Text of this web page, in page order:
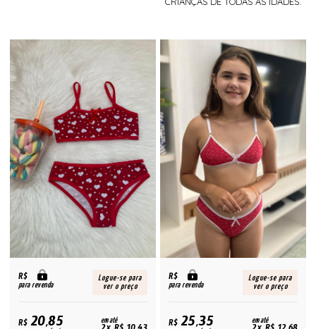
R$
para revenda
Logue-se para
ver o preço
R$ em até
R$
para revenda
Logue-se para
ver o preço
R$ em até